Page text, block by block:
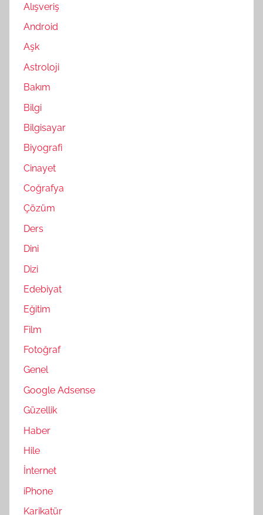
Alışveriş
Android
Aşk
Astroloji
Bakım
Bilgi
Bilgisayar
Biyografi
Cinayet
Coğrafya
Çözüm
Ders
Dini
Dizi
Edebiyat
Eğitim
Film
Fotoğraf
Genel
Google Adsense
Güzellik
Haber
Hile
İnternet
iPhone
Karikatür